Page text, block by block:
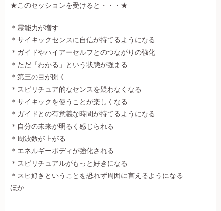
★このセッションを受けると・・・★
＊霊能力が増す
＊サイキックセンスに自信が持てるようになる
＊ガイドやハイアーセルフとのつながりの強化
＊ただ「わかる」という状態が強まる
＊第三の目が開く
＊スピリチュア的なセンスを疑わなくなる
＊サイキックを使うことが楽しくなる
＊ガイドとの有意義な時間が持てるようになる
＊自分の未来が明るく感じられる
＊周波数が上がる
＊エネルギーボディが強化される
＊スピリチュアルがもっと好きになる
＊スピ好きということを恐れず周囲に言えるようになる
ほか